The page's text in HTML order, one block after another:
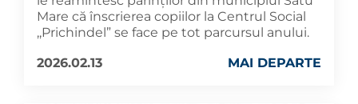
Mare că înscrierea copiilor la Centrul Social
,,Prichindel” se face pe tot parcursul anului.
2026.02.13
MAI DEPARTE